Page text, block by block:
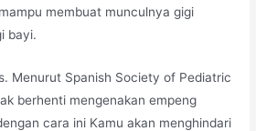
membuat munculnya gigi
bayi.
Menurut Spanish Society of Pediatric
berhenti mengenakan empeng
cara ini Kamu akan menghindari